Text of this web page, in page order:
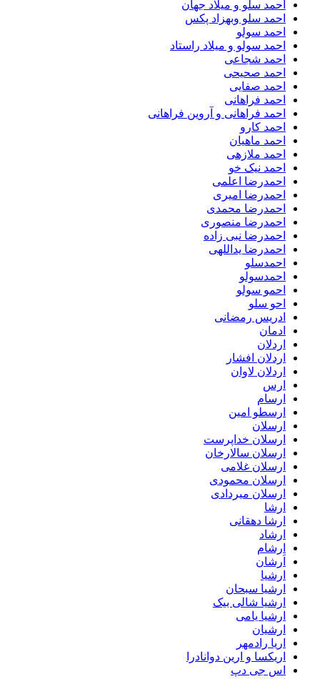
احمد سلو و میلاد جهان
احمد سلو وبهزاد پکس
احمد سولو
احمد سولو و میلاد راستاد
احمد شجاعی
احمد صحیحی
احمد صفایی
احمد فراهانی
احمد فراهانی و آروین فراهانی
احمد کارو
احمد ماهیان
احمد ملازهی
احمد نیک خو
احمدرضا اعلمی
احمدرضا امیری
احمدرضا محمدی
احمدرضا منصوری
احمدرضا نبی زاده
احمدرضا یداللهی
احمدسلو
احمدسولو
احمو سولو
احو سلو
ادریس رمضانی
ادمان
اردلان
اردلان افشار
اردلان لاوان
ارس
ارسام
ارسطو امین
ارسلان
ارسلان خداپرست
ارسلان سالارخان
ارسلان غلامی
ارسلان محمودی
ارسلان میردادی
ارشا
ارشا دهقانی
ارشاد
ارشام
اَرشان
ارشیا
ارشیا سبحان
ارشیا شالی بیک
ارشیا یامی
ارشیان
اریا رادمهر
اریکسا و ارین دوانادرا
اس جی دپ